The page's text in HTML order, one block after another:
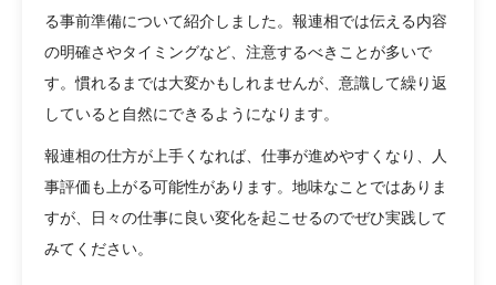
る事前準備について紹介しました。報連相では伝える内容
の明確さやタイミングなど、注意するべきことが多いで
す。慣れるまでは大変かもしれませんが、意識して繰り返
していると自然にできるようになります。
報連相の仕方が上手くなれば、仕事が進めやすくなり、人
事評価も上がる可能性があります。地味なことではありま
すが、日々の仕事に良い変化を起こせるのでぜひ実践して
みてください。